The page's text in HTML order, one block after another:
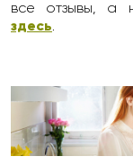
все отзывы, а
здесь.